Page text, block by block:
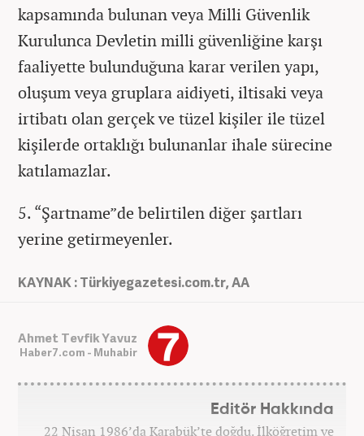
kapsamında bulunan veya Milli Güvenlik
Kurulunca Devletin milli güvenliğine karşı
faaliyette bulunduğuna karar verilen yapı,
oluşum veya gruplara aidiyeti, iltisaki veya
irtibatı olan gerçek ve tüzel kişiler ile tüzel
kişilerde ortaklığı bulunanlar ihale sürecine
katılamazlar.
5. “Şartname”de belirtilen diğer şartları
yerine getirmeyenler.
KAYNAK : Türkiyegazetesi.com.tr, AA
Ahmet Tevfik Yavuz
Haber7.com - Muhabir
Editör Hakkında
22 Nisan 1986’da Karabük’te doğdu. İlköğretim ve